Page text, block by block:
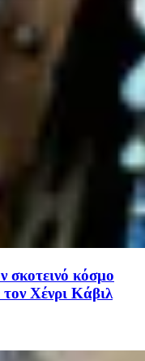
σκοτεινό κόσμο
Χένρι Κάβιλ